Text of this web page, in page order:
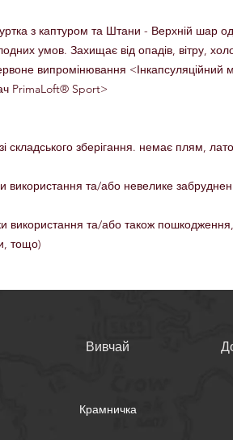
з каптуром та Штани - Верхній шар
умов. Захищає від опадів, вітру,
випромінювання <Інкапсуляційний
PrimaLoft® Sport>
складського зберігання. немає плям,
використання та/або невелике
використання та/або також пошкодження,
тощо)
Вивчай
Крамничка